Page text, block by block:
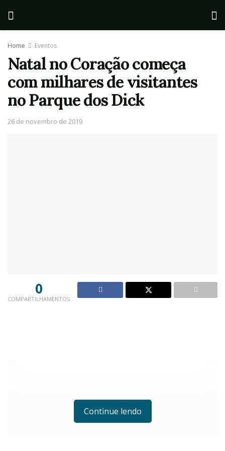
Home Eventos
Natal no Coração começa
com milhares de visitantes
no Parque dos Dick
26 de novembro de 2019
0
COMPARTILHAMENTOS
Continue lendo